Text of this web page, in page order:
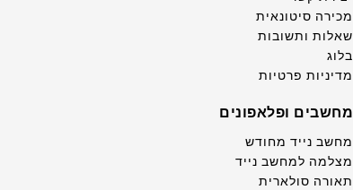
מכירה סיטונאית
שאלות ותשובות
בלוג
מדיניות פרטיות
מחשבים ופלאפונים
מחשב נייד מחודש
מצלמה למחשב נייד
תאורה סולארית